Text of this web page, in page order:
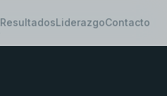
ResultadosLiderazgoContacto